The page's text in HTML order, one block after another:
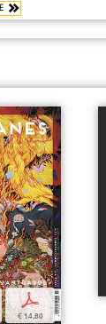
p
€ 14,80